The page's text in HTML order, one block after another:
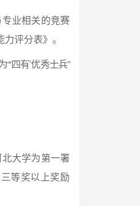
业相关的竞赛
评分表》。
四有’优秀士兵”
大学为第一署
等奖以上奖励